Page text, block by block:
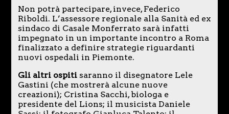
Non potrà partecipare, invece, Federico
Riboldi. L’assessore regionale alla Sanità ed ex
sindaco di Casale Monferrato sarà infatti
impegnato in un importante incontro a Roma
finalizzato a definire strategie riguardanti
nuovi ospedali in Piemonte.
Gli altri ospiti saranno il disegnatore Lele
Gastini (che mostrerà alcune nuove
creazioni); Cristina Sacchi, biologa e
presidente del Lions; il musicista Daniele